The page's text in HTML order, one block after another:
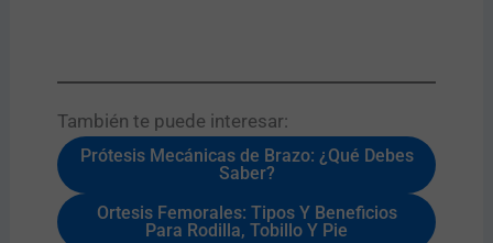
También te puede interesar:​
Prótesis Mecánicas de Brazo: ¿Qué Debes
Saber?
Ortesis Femorales: Tipos Y Beneficios
Para Rodilla, Tobillo Y Pie